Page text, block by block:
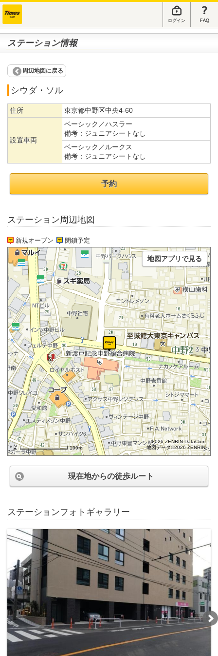
ログイン FAQ
ステーション情報
周辺地図に戻る
シウダ・ソル
住所 東京都中野区中央4-60
設置車両
ベーシック／ハスラー
備考： ジュニアシートなし
ベーシック／ルークス
備考： ジュニアシートなし
予約
ステーション周辺地図
新規オープン 閉鎖予定
100m
©2026 ZENRIN DataCom
地図データ©2026 ZENRIN
地図アプリで見る
現在地からの徒歩ルート
ステーションフォトギャラリー